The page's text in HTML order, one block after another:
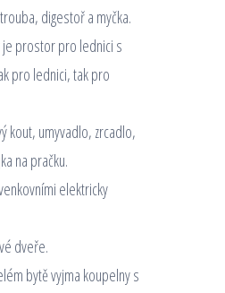
digestoř a myčka.
je prostor pro lednici s
pro lednici, tak pro
kout, umyvadlo, zrcadlo,
na pračku.
elektricky
dveře.
bytě vyjma koupelny s